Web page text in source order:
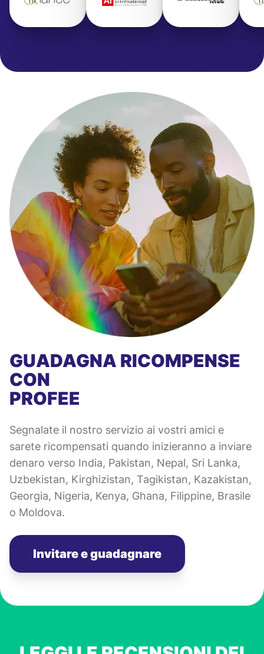
GUADAGNA RICOMPENSE
CON
PROFEE
Segnalate il nostro servizio ai vostri amici e
sarete ricompensati quando inizieranno a inviare
denaro verso India, Pakistan, Nepal, Sri Lanka,
Uzbekistan, Kirghizistan, Tagikistan, Kazakistan,
Georgia, Nigeria, Kenya, Ghana, Filippine, Brasile
o Moldova.
Invitare e guadagnare